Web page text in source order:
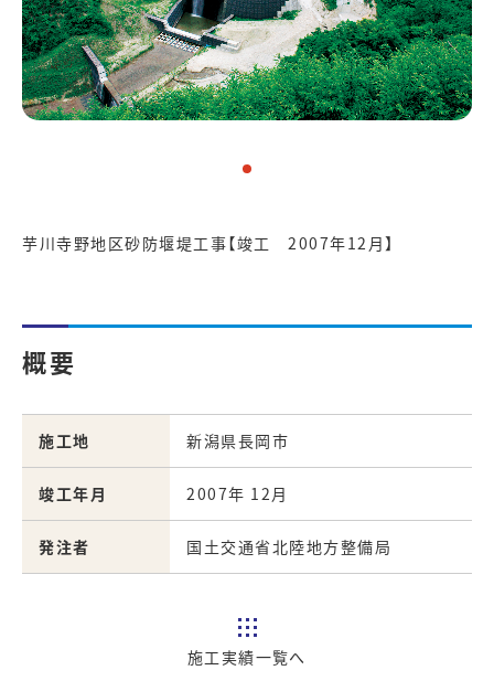
芋川寺野地区砂防堰堤工事【竣工 2007年12月】
概要
施工地 新潟県長岡市
竣工年月 2007年 12月
発注者 国土交通省北陸地方整備局
施工実績一覧へ